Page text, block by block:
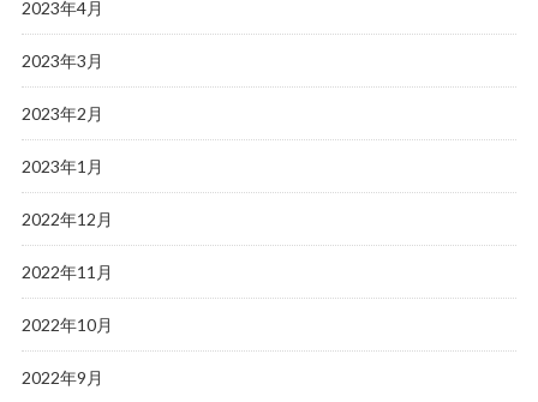
2023年4月
2023年3月
2023年2月
2023年1月
2022年12月
2022年11月
2022年10月
2022年9月